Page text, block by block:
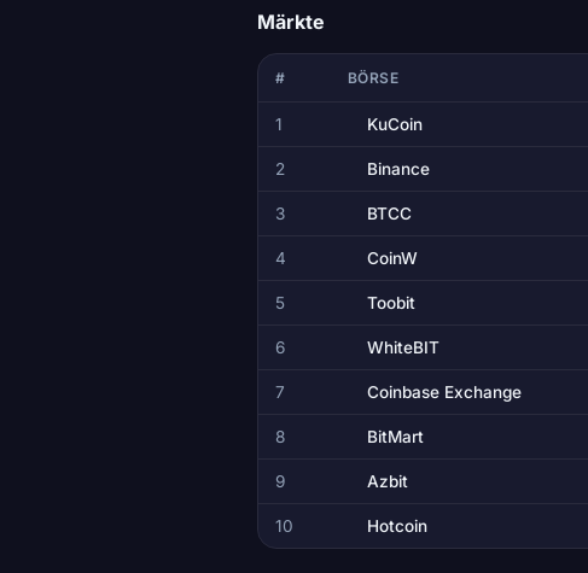
Märkte
# BÖRSE
1 KuCoin
2 Binance
3 BTCC
4 CoinW
5 Toobit
6 WhiteBIT
7 Coinbase Exchange
8 BitMart
9 Azbit
10 Hotcoin